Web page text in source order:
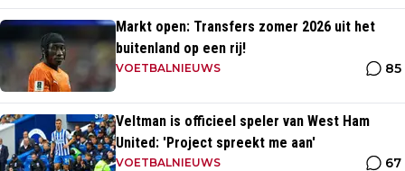
Markt open: Transfers zomer 2026 uit het
buitenland op een rij!
VOETBALNIEUWS 85
Veltman is officieel speler van West Ham
United: 'Project spreekt me aan'
VOETBALNIEUWS 67